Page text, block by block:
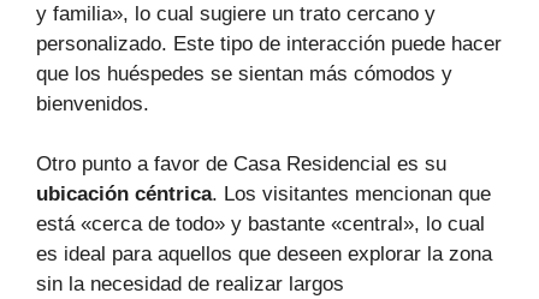
y familia», lo cual sugiere un trato cercano y
personalizado. Este tipo de interacción puede hacer
que los huéspedes se sientan más cómodos y
bienvenidos.
Otro punto a favor de Casa Residencial es su
ubicación céntrica. Los visitantes mencionan que
está «cerca de todo» y bastante «central», lo cual
es ideal para aquellos que deseen explorar la zona
sin la necesidad de realizar largos